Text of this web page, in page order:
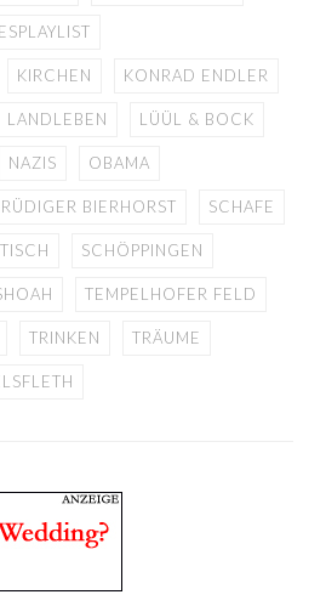
KIRCHEN KONRAD ENDLER
LANDLEBEN LÜÜL & BOCK
NAZIS OBAMA
RÜDIGER BIERHORST SCHAFE
SCHÖPPINGEN
TEMPELHOFER FELD
TRINKEN TRÄUME